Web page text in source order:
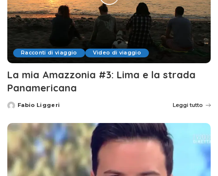
Racconti di viaggio Video di viaggio
La mia Amazzonia #3: Lima e la strada
Panamericana
Posted
Fabio Liggeri Leggi tutto